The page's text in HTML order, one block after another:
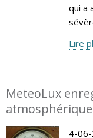
qui a
Lire
MeteoLux
4-